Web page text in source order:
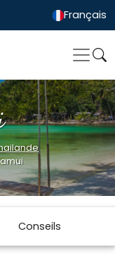
Français
Conseils